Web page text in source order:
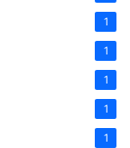
1
1
1
1
1